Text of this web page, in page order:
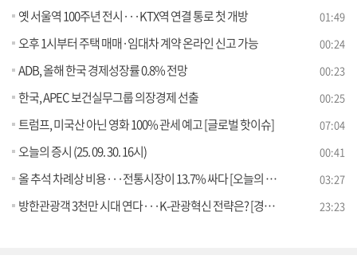
옛 서울역 100주년 전시···KTX역 연결 통로 첫 개방 01:49
오후 1시부터 주택 매매·임대차 계약 온라인 신고 가능 00:24
ADB, 올해 한국 경제성장률 0.8% 전망 00:23
한국, APEC 보건실무그룹 의장경제 선출 00:25
트럼프, 미국산 아닌 영화 100% 관세 예고 [글로벌 핫이슈] 07:04
오늘의 증시 (25. 09. 30. 16시) 00:41
올 추석 차례상 비용···전통시장이 13.7% 싸다 [오늘의 이슈] 03:27
방한관광객 3천만 시대 연다···K-관광혁신 전략은? [경제&이슈] 23:23